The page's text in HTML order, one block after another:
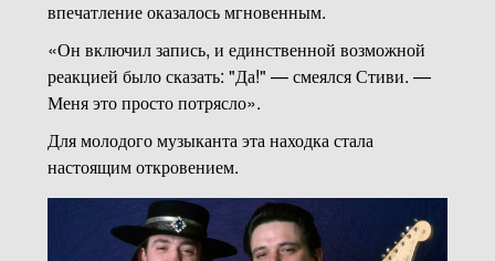
впечатление оказалось мгновенным.
«Он включил запись, и единственной возможной
реакцией было сказать: "Да!" — смеялся Стиви. —
Меня это просто потрясло».
Для молодого музыканта эта находка стала
настоящим откровением.